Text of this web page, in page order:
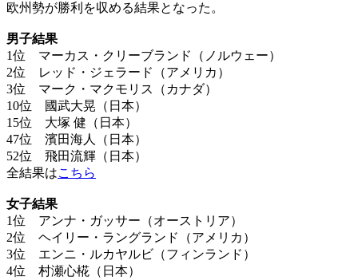
欧州勢が勝利を収める結果となった。
男子結果
1位 マーカス・クリーブランド（ノルウェー）
2位 レッド・ジェラード（アメリカ）
3位 マーク・マクモリス（カナダ）
10位 國武大晃（日本）
15位 大塚 健（日本）
47位 濱田海人（日本）
52位 飛田流輝（日本）
全結果はこちら
女子結果
1位 アンナ・ガッサー（オーストリア）
2位 ヘイリー・ラングランド（アメリカ）
3位 エンニ・ルカヤルビ（フィンランド）
4位 村瀬心椛（日本）